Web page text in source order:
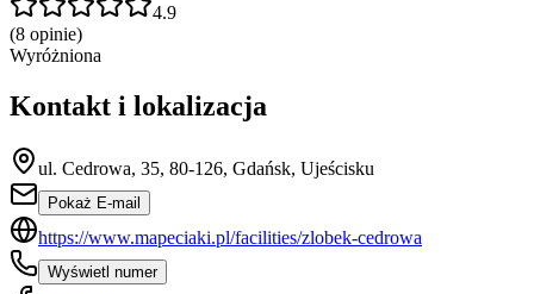
4.9
(8 opinie)
Wyróżniona
Kontakt i lokalizacja
ul. Cedrowa, 35, 80-126, Gdańsk, Ujeścisku
Pokaż E-mail
https://www.mapeciaki.pl/facilities/zlobek-cedrowa
Wyświetl numer